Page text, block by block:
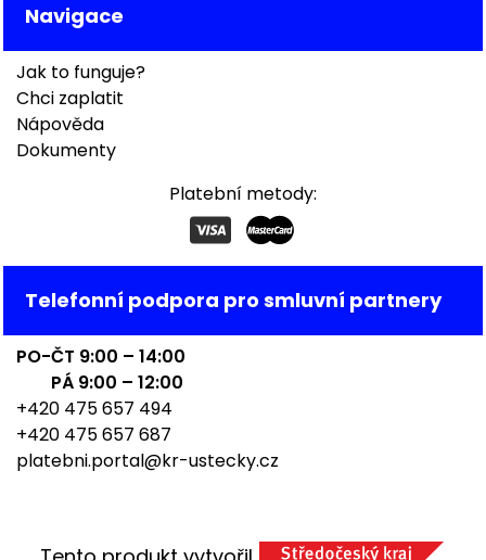
Navigace
Jak to funguje?
Chci zaplatit
Nápověda
Dokumenty
Platební metody:
Telefonní podpora pro smluvní partnery
PO-ČT 9:00 – 14:00
PÁ 9:00 – 12:00
+420 475 657 494
+420 475 657 687
platebni.portal@kr-ustecky.cz